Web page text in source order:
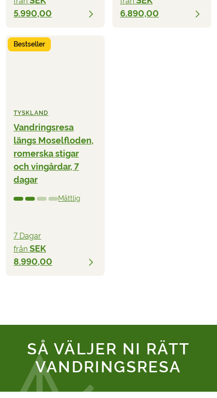
5.990,00
6.890,00
Bestseller
TYSKLAND
Vandringsresa
längs Moselfloden,
romerska stigar
och vingårdar, 7
dagar
Måttlig
7 Dagar
från SEK
8.990,00
SÅ VÄLJER NI RÄTT
VANDRINGSRESA